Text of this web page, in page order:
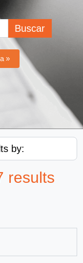
Buscar
»
by:
results